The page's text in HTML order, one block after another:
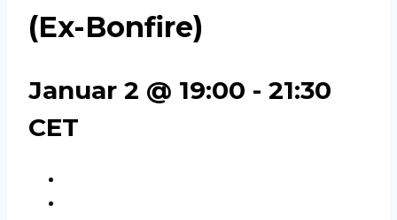
(Ex-Bonfire)
Januar 2 @ 19:00 - 21:30
CET